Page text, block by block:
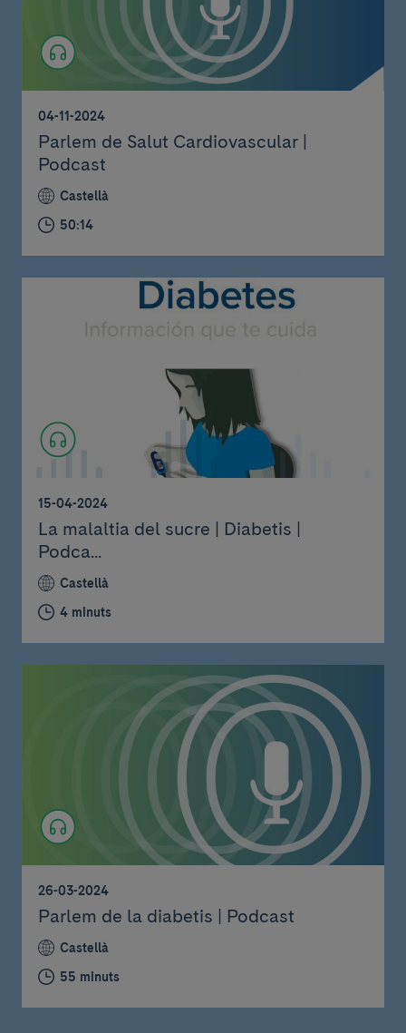
04-11-2024
Parlem de Salut Cardiovascular |
Podcast
Castellà
50:14
15-04-2024
La malaltia del sucre | Diabetis |
Podca...
Castellà
4 minuts
26-03-2024
Parlem de la diabetis | Podcast
Castellà
55 minuts